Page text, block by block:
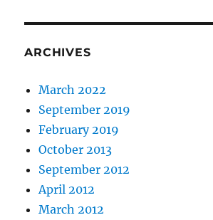
ARCHIVES
March 2022
September 2019
February 2019
October 2013
September 2012
April 2012
March 2012